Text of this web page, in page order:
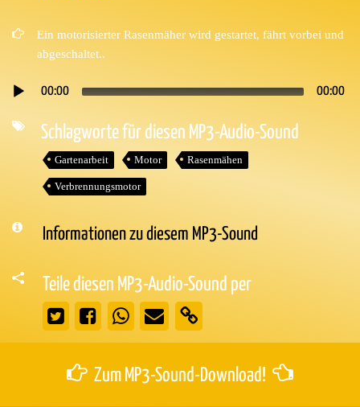
Ein motorisierter Rasenmäher wird gestartet, fährt vorbei und
abgeschaltet..
Audio-
00:00 00:00
Schlagworte für diesen MP3-Audio-Sound
Gartenarbeit Motor Rasenmähen
Verbrennungsmotor
Informationen zu diesem MP3-Sound
Teile diesen MP3-Audio-Sound per
Zum MP3-Sound-Download!